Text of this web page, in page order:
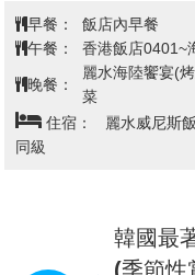
*LUGE斜坡滑車注
請見諒。
*斜波滑車體驗85公
需成人陪同乘坐纜車
*110~134公分的孩
則是一人一台。
【麗水泰迪熊博
一，館內最大特色
早餐：
飯店內早餐
午餐：
香港飯店0401~
晚餐：
麗水海陸饗宴(
菜
住宿：
麗水威尼斯
同級
韓國最
(季節